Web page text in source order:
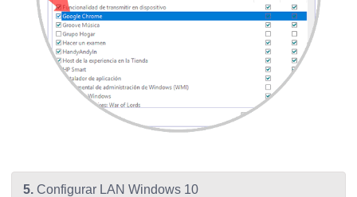
5. Configurar LAN Windows 10